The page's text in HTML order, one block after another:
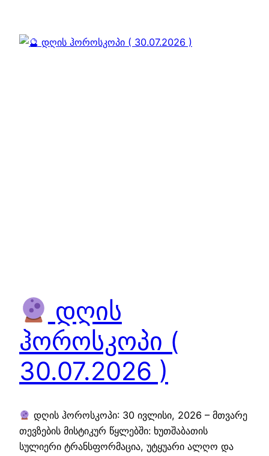
დღის
ჰოროსკოპი (
30.07.2026 )
დღის ჰოროსკოპი: 30 ივლისი, 2026 – მთვარე
თევზების მისტიკურ წყლებში: ხუთშაბათის
სულიერი ტრანსფორმაცია, უტყუარი ალღო და